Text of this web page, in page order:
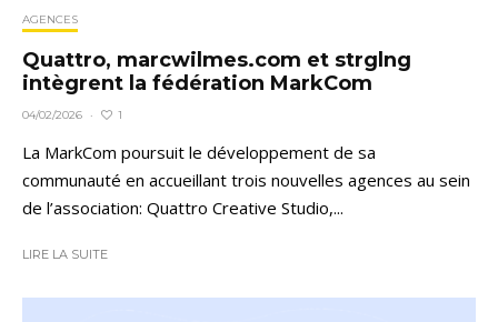
AGENCES
Quattro, marcwilmes.com et strglng
intègrent la fédération MarkCom
04/02/2026 · 1
La MarkCom poursuit le développement de sa
communauté en accueillant trois nouvelles agences au sein
de l’association: Quattro Creative Studio,...
LIRE LA SUITE